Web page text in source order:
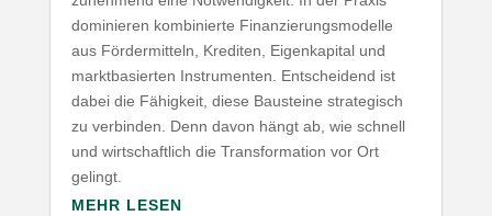
domi­nieren kombi­nierte Finan­zie­rungs­mo­delle
aus Förder­mitteln, Krediten, Eigen­ka­pital und
markt­ba­sierten Instru­menten. Entscheidend ist
dabei die Fähigkeit, diese Bausteine stra­te­gisch
zu verbinden. Denn davon hängt ab, wie schnell
und wirt­schaftlich die Trans­for­mation vor Ort
gelingt.
MEHR LESEN